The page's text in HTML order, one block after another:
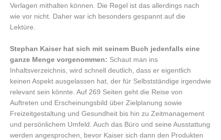
Verlagen mithalten können. Die Regel ist das allerdings nach
wie vor nicht. Daher war ich besonders gespannt auf die
Lektüre.
Stephan Kaiser hat sich mit seinem Buch jedenfalls eine
ganze Menge vorgenommen: Schaut man ins
Inhaltsverzeichnis, wird schnell deutlich, dass er eigentlich
keinen Aspekt ausgelassen hat, der für Selbstständige irgendwie
relevant sein könnte. Auf 269 Seiten geht die Reise von
Auftreten und Erscheinungsbild über Zielplanung sowie
Freizeitgestaltung und Gesundheit bis hin zu Zeitmanagement
und persönlichem Umfeld. Auch das Büro und seine Ausstattung
werden angesprochen, bevor Kaiser sich dann den Produkten